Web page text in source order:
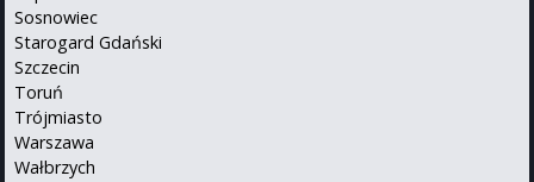
Sosnowiec
Starogard Gdański
Szczecin
Toruń
Trójmiasto
Warszawa
Wałbrzych